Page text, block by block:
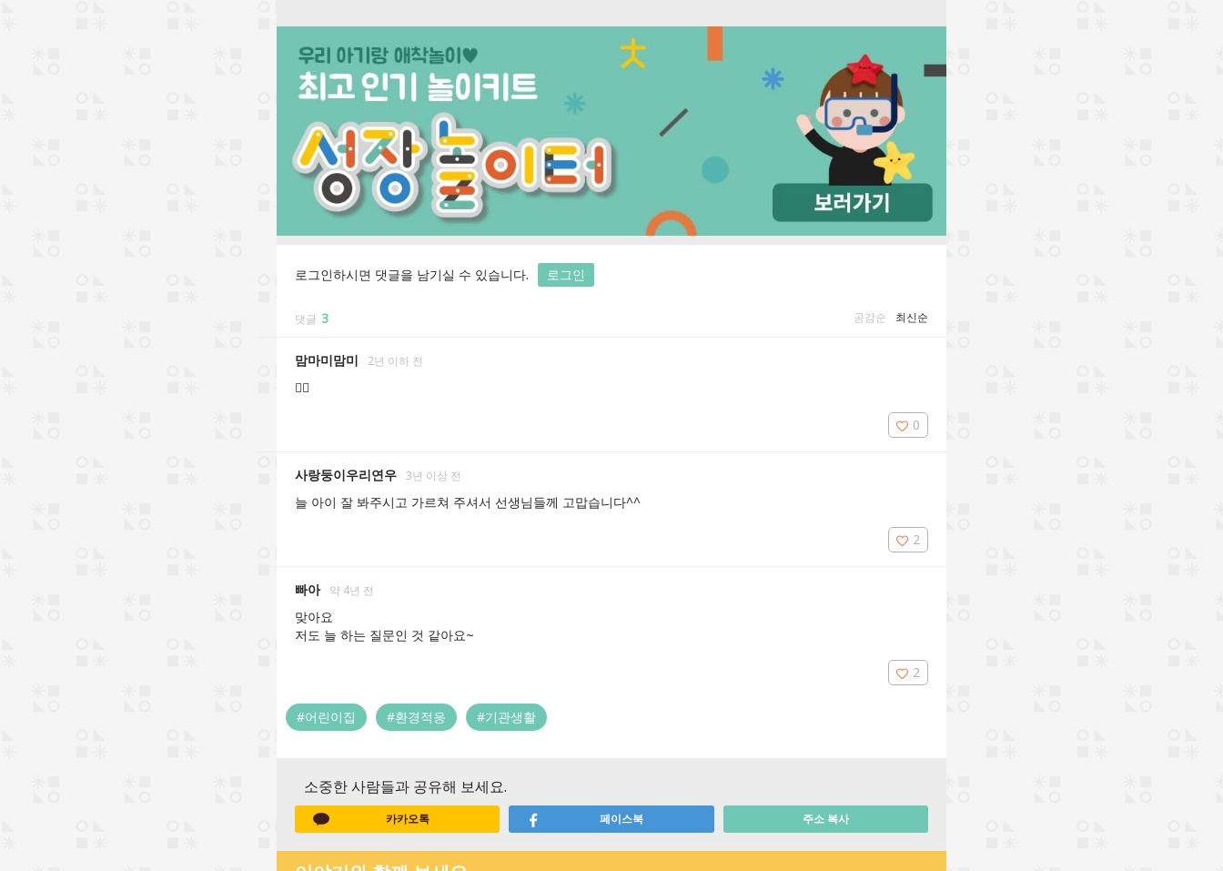
로그인하시면 댓글을 남기실 수 있습니다. 로그인
댓글 3 공감순 최신순
맘마미맘미 2년 이하 전
👍🏼
0
사랑둥이우리연우 3년 이상 전
늘 아이 잘 봐주시고 가르쳐 주셔서 선생님들께 고맙습니다^^
2
빠아 약 4년 전
맞아요
저도 늘 하는 질문인 것 같아요~
2
#어린이집 #환경적응 #기관생활
소중한 사람들과 공유해 보세요.
카카오톡 페이스북 주소 복사